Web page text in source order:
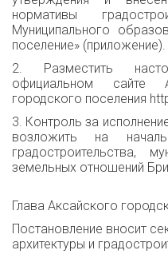
нормативы
Муниципального
поселение» (приложение).
2. Разместить
официальном сайте
городского поселения
3. Контроль за
возложить на
градостроительства,
земельных отношений
Глава Аксайского
Постановление вносит
архитектуры и